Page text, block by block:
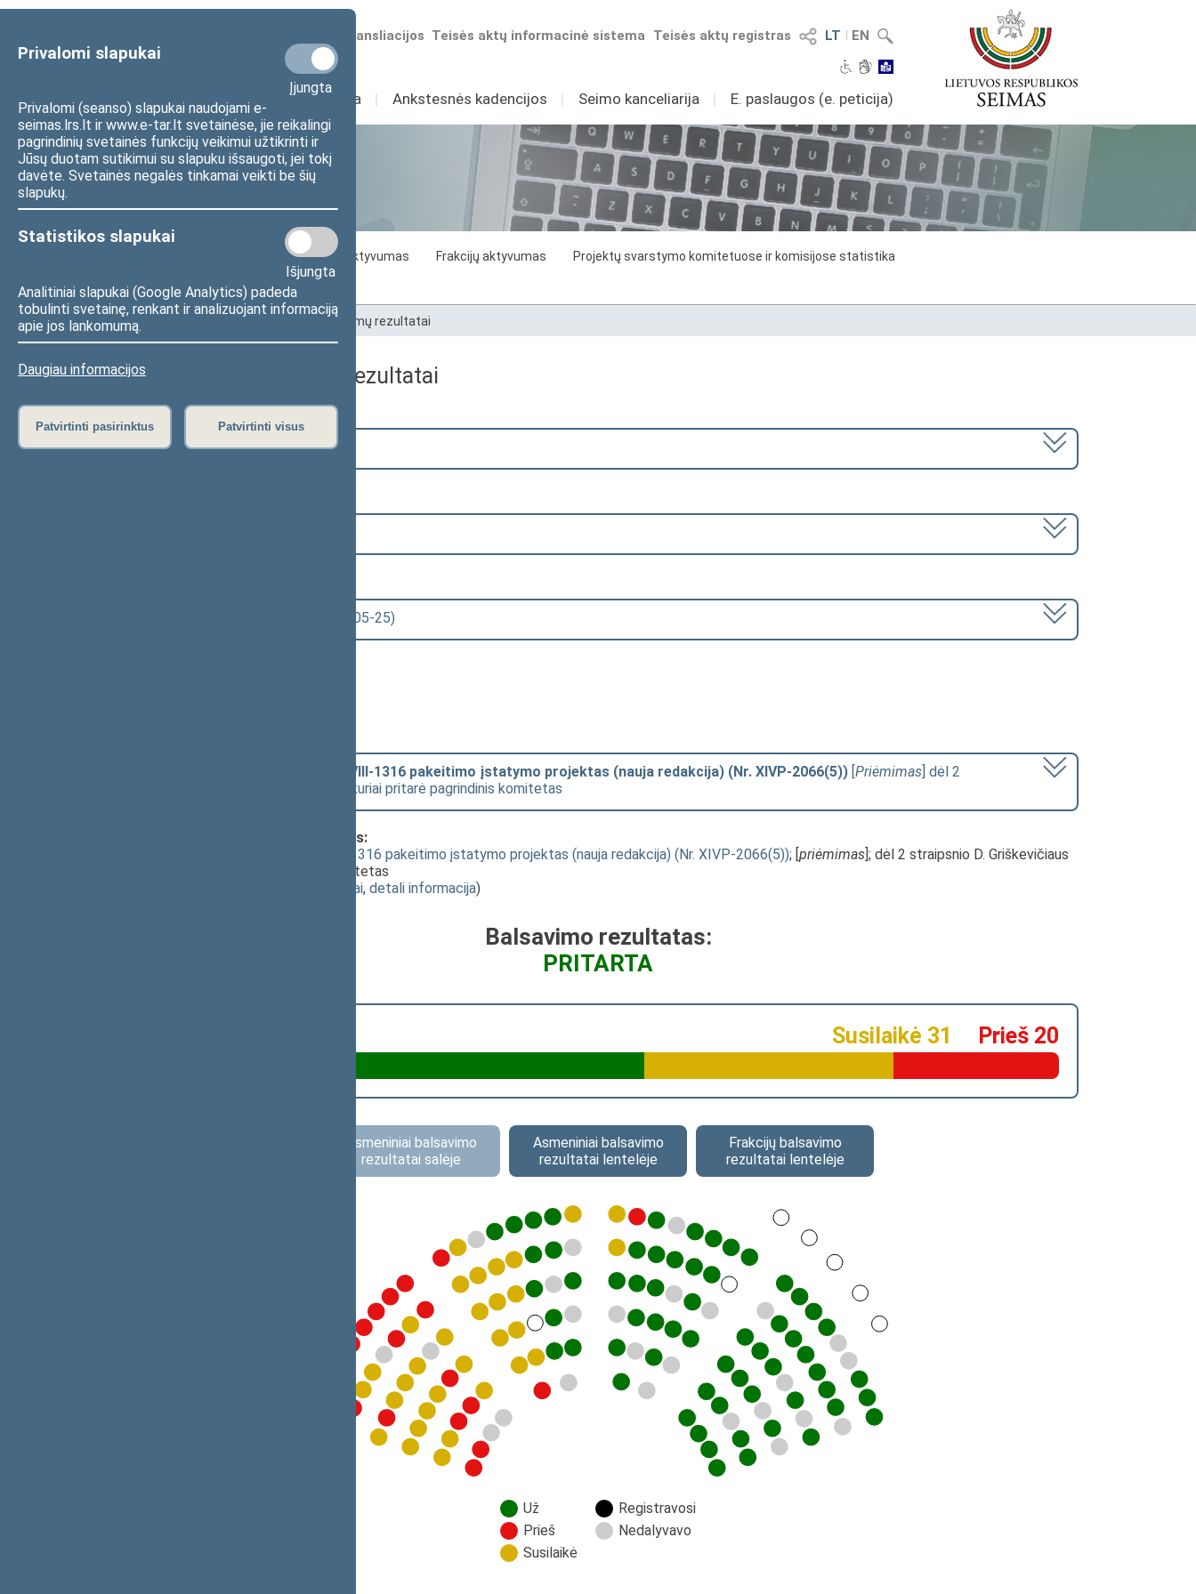
Privalomi slapukai
Įjungta
Privalomi (seanso) slapukai naudojami e-
seimas.lrs.lt ir www.e-tar.lt svetainėse, jie reikalingi
pagrindinių svetainės funkcijų veikimui užtikrinti ir
Jūsų duotam sutikimui su slapuku išsaugoti, jei tokį
davėte. Svetainės negalės tinkamai veikti be šių
slapukų.
Statistikos slapukai
Išjungta
Analitiniai slapukai (Google Analytics) padeda
tobulinti svetainę, renkant ir analizuojant informaciją
apie jos lankomumą.
Daugiau informacijos
Patvirtinti pasirinktus Patvirtinti visus
LT I EN
Teisės aktų registras
Teisės aktų informacinė sistema
Numatomos transliacijos
Sudėtis Veikla I Ankstesnės kadencijos I Seimo kanceliarija I E. paslaugos (e. peticija)
Statistika
Seimo narių aktyvumas Frakcijų aktyvumas
Projektų svarstymo komitetuose ir komisijose statistika
Seimo narių balsavimų rezultatai
Pradžia Seimo narių balsavimų rezultatai
Seimo narių balsavimų rezultatai
Pasirinkite kadenciją:
2020–2024 metų kadencija
Seimo rytinis posėdis Nr. 278 (2023-05-25)
Valstybės tarnybos įstatymo Nr. VIII-1316 pakeitimo įstatymo projektas (nauja redakcija) (Nr. XIVP-2066(5)) [Priėmimas] dėl 2
straipsnio D. Griškevičiaus pataisos, kuriai pritarė pagrindinis komitetas
Klausimas, dėl kurio vyko balsavimas:
Valstybės tarnybos įstatymo Nr. VIII-1316 pakeitimo įstatymo projektas (nauja redakcija) (Nr. XIVP-2066(5)); [priėmimas]; dėl 2 straipsnio D. Griškevičiaus
pataisos, kuriai pritarė pagrindinis komitetas
susiję dokumentai, detali informacija)
Balsavimo rezultatas:
PRITARTA
Prieš 20
Susilaikė 31
Asmeniniai balsavimo
rezultatai salėje
Asmeniniai balsavimo
rezultatai lentelėje
Frakcijų balsavimo
rezultatai lentelėje
Už
Prieš
Susilaikė
Registravosi
Nedalyvavo